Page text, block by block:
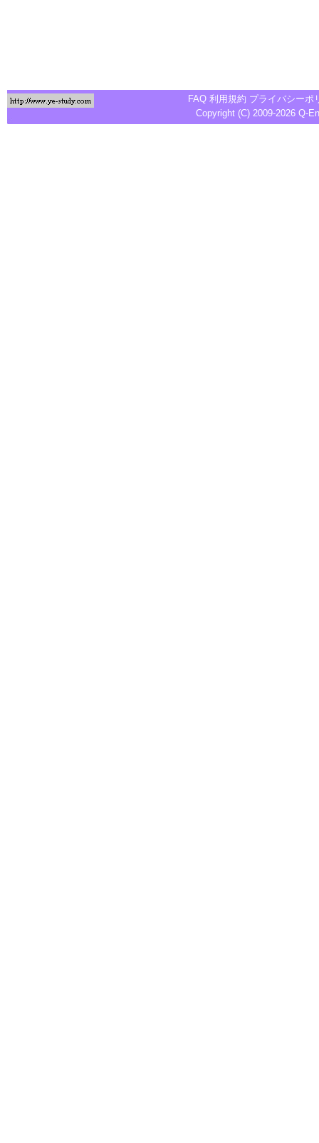
FAQ 利用規約 プライバシーポ
Copyright (C) 2009-2026 Q-